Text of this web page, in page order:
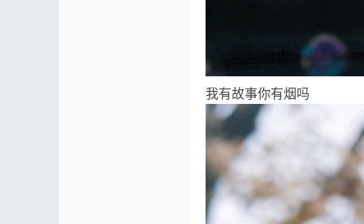
我有故事你有烟吗